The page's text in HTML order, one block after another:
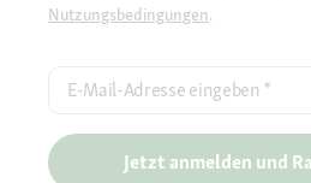
Nutzungsbedingungen.
E-Mail-Adresse eingeben *
Jetzt anmelden und